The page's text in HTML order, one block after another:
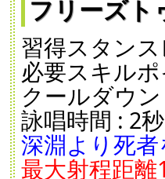
フリーズ
習得スタン
必要スキル
クールダウ
詠唱時間 : 2
深淵より死
最大射程距